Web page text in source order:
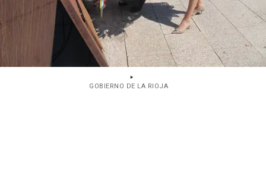
GOBIERNO DE LA RIOJA